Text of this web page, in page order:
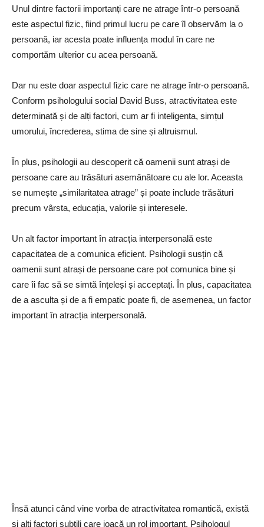
Unul dintre factorii importanți care ne atrage într-o persoană
este aspectul fizic, fiind primul lucru pe care îl observăm la o
persoană, iar acesta poate influența modul în care ne
comportăm ulterior cu acea persoană.
Dar nu este doar aspectul fizic care ne atrage într-o persoană.
Conform psihologului social David Buss, atractivitatea este
determinată și de alți factori, cum ar fi inteligenta, simțul
umorului, încrederea, stima de sine și altruismul.
În plus, psihologii au descoperit că oamenii sunt atrași de
persoane care au trăsături asemănătoare cu ale lor. Aceasta
se numește „similaritatea atrage” și poate include trăsături
precum vârsta, educația, valorile și interesele.
Un alt factor important în atracția interpersonală este
capacitatea de a comunica eficient. Psihologii susțin că
oamenii sunt atrași de persoane care pot comunica bine și
care îi fac să se simtă înțeleși și acceptați. În plus, capacitatea
de a asculta și de a fi empatic poate fi, de asemenea, un factor
important în atracția interpersonală.
Însă atunci când vine vorba de atractivitatea romantică, există
și alți factori subtili care joacă un rol important. Psihologul